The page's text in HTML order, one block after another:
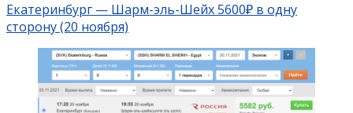
Екатеринбург — Шарм-эль-Шейх 5600₽ в одну
сторону (20 ноября)